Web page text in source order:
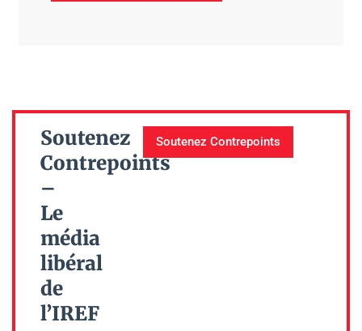
Soutenez
Contrepoints
–
Le
média
libéral
de
l’IREF
Soutenez Contrepoints